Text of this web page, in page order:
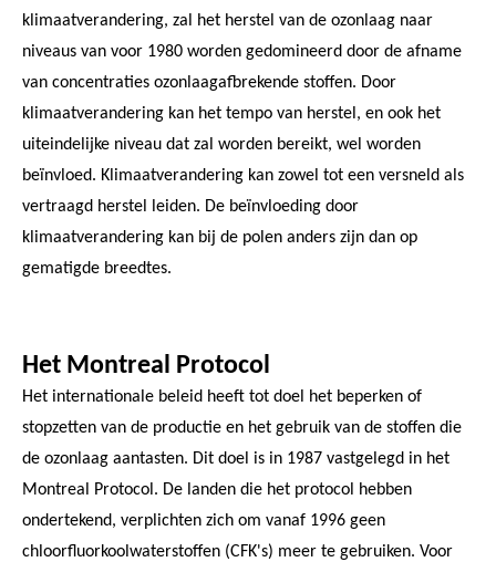
klimaatverandering, zal het herstel van de ozonlaag naar
niveaus van voor 1980 worden gedomineerd door de afname
van concentraties ozonlaagafbrekende stoffen. Door
klimaatverandering kan het tempo van herstel, en ook het
uiteindelijke niveau dat zal worden bereikt, wel worden
beïnvloed. Klimaatverandering kan zowel tot een versneld als
vertraagd herstel leiden. De beïnvloeding door
klimaatverandering kan bij de polen anders zijn dan op
gematigde breedtes.
Het Montreal Protocol
Het internationale beleid heeft tot doel het beperken of
stopzetten van de productie en het gebruik van de stoffen die
de ozonlaag aantasten. Dit doel is in 1987 vastgelegd in het
Montreal Protocol. De landen die het protocol hebben
ondertekend, verplichten zich om vanaf 1996 geen
chloorfluorkoolwaterstoffen (CFK's) meer te gebruiken. Voor